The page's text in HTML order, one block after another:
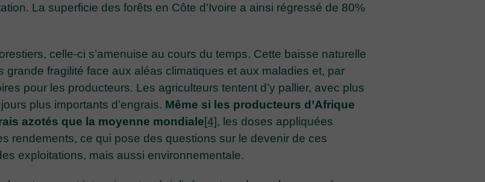
La superficie des forêts en Côte d’Ivoire a ainsi régressé de 80%
celle-ci s’amenuise au cours du temps. Cette baisse naturelle
grande fragilité face aux aléas climatiques et aux maladies et, par
pour les producteurs. Les agriculteurs tentent d’y pallier, avec plus
plus importants d’engrais. Même si les producteurs d’Afrique
azotés que la moyenne mondiale[4], les doses appliquées
rendements, ce qui pose des questions sur le devenir de ces
exploitations, mais aussi environnementale.